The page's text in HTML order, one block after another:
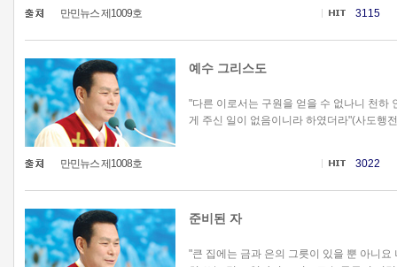
만민뉴스 제1009호 3115
예수 그리스도
"다른 이로서는 구원을 얻을 수 없나니 천하
게 주신 일이 없음이니라 하였더라"(사도행
만민뉴스 제1008호 3022
준비된 자
"큰 집에는 금과 은의 그릇이 있을 뿐 아니